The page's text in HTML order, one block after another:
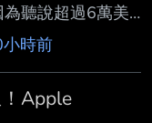
聽說超過6萬美
需考慮） 我是買
上大大有其他建
感謝各位大大的
時前
Apple